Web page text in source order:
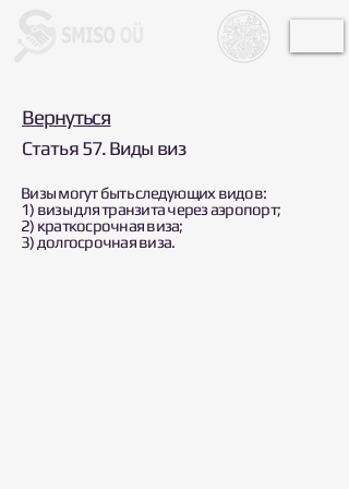
Вернуться
Статья 57. Виды виз
Визы могут быть следующих видов:
1) визы для транзита через аэропорт;
2) краткосрочная виза;
3) долгосрочная виза.